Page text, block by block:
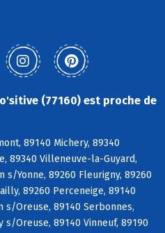
(77160) est proche de
89140 Michery, 89340
89340 Villeneuve-la-Guyard,
s/Yonne, 89260 Fleurigny, 89260
89260 Perceneige, 89140
s/Oreuse, 89140 Serbonnes,
s/Oreuse, 89140 Vinneuf, 89190